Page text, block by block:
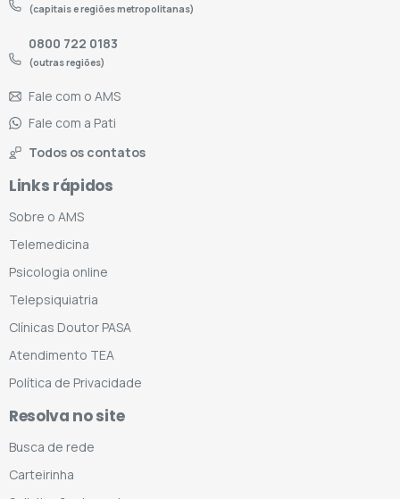
(capitais e regiões metropolitanas)
0800 722 0183
(outras regiões)
Fale com o AMS
Fale com a Pati
Todos os contatos
Links rápidos
Sobre o AMS
Telemedicina
Psicologia online
Telepsiquiatria
Clínicas Doutor PASA
Atendimento TEA
Política de Privacidade
Resolva no site
Busca de rede
Carteirinha